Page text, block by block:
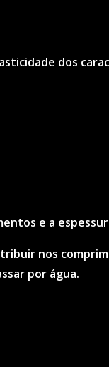
dos
e a
nos
por água.